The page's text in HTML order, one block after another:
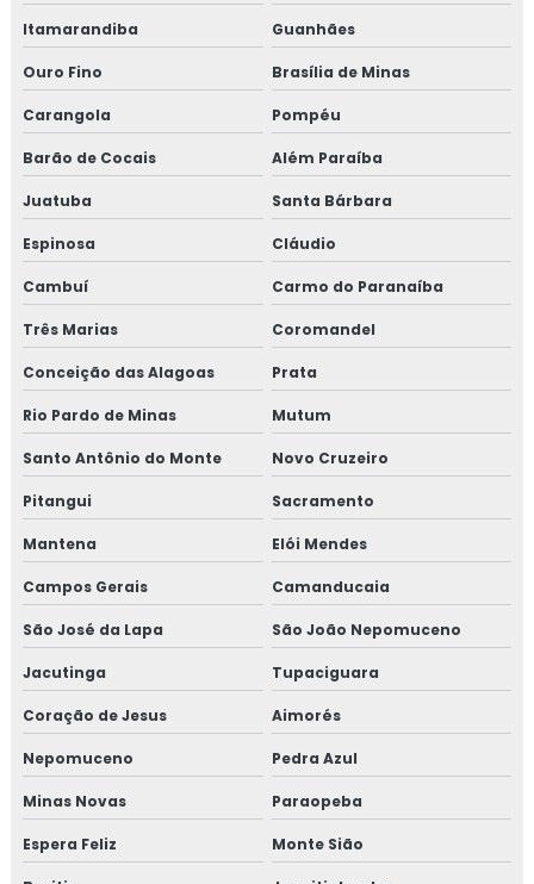
Revestimento fibra cerâmica
Revestimento térmico
Revestimento térmico industrial
Revestimento térmico para container
Revestimento térmico tubulação
Serviço de isolamento térmico
Serviço de isolamento térmico de dutos
Serviço de isolamento térmico industrial
Serviço de isolamento térmico industrial no rj
Valor isolamento lã de rocha
Isolamento térmico lã de rocha
Empresas de inspeção de pintura
Inspeção de isolamento térmico
Inspeção de pintura
Inspeção de pintura industrial
Itamarandiba Guanhães
Ouro Fino Brasília de Minas
Carangola Pompéu
Barão de Cocais Além Paraíba
Juatuba Santa Bárbara
Espinosa Cláudio
Cambuí Carmo do Paranaíba
Três Marias Coromandel
Conceição das Alagoas Prata
Rio Pardo de Minas Mutum
Santo Antônio do Monte Novo Cruzeiro
Pitangui Sacramento
Mantena Elói Mendes
Campos Gerais Camanducaia
São José da Lapa São João Nepomuceno
Jacutinga Tupaciguara
Coração de Jesus Aimorés
Nepomuceno Pedra Azul
Minas Novas Paraopeba
Espera Feliz Monte Sião